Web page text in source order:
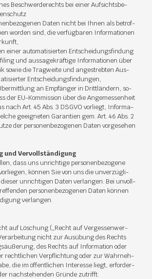
Be­schwer­de­rechts bei ei­ner Auf­sichts­be­
Da­ten nicht bei Ih­nen als be­trof­
wor­den sind, die ver­füg­ba­ren In­for­ma­tio­nen
ei­ner au­to­ma­ti­sier­ten Ent­schei­dungs­fin­dung
und aus­sa­ge­kräf­ti­ge In­for­ma­tio­nen über
so­wie die Trag­wei­te und an­ge­streb­ten Aus­
Ent­schei­dungs­fin­dun­gen,
an Emp­fän­ger in Dritt­län­dern, so­
der EU-Kom­mis­si­on über die An­ge­mes­sen­heit
nach Art. 45 Abs. 3 DS­GVO vor­liegt, In­for­ma­
ge­eig­ne­ten Ga­ran­ti­en gem. Art. 46 Abs. 2
der per­so­nen­be­zo­ge­nen Da­ten vor­ge­se­hen
und Ver­voll­stän­di­gung
dass uns un­rich­ti­ge per­so­nen­be­zo­ge­ne
kön­nen Sie von uns die un­ver­züg­li­
un­rich­ti­gen Da­ten ver­lan­gen. Bei un­voll­
per­so­nen­be­zo­ge­nen Da­ten kön­nen
ver­lan­gen.
auf Lö­schung („Recht auf Ver­ges­sen­wer­
nicht zur Aus­übung des Rechts
des Rechts auf In­for­ma­ti­on oder
recht­li­chen Ver­pflich­tung oder zur Wahr­neh­
die im öf­fent­li­chen In­ter­es­se liegt, er­for­der­
nach­ste­hen­den Grün­de zu­trifft: